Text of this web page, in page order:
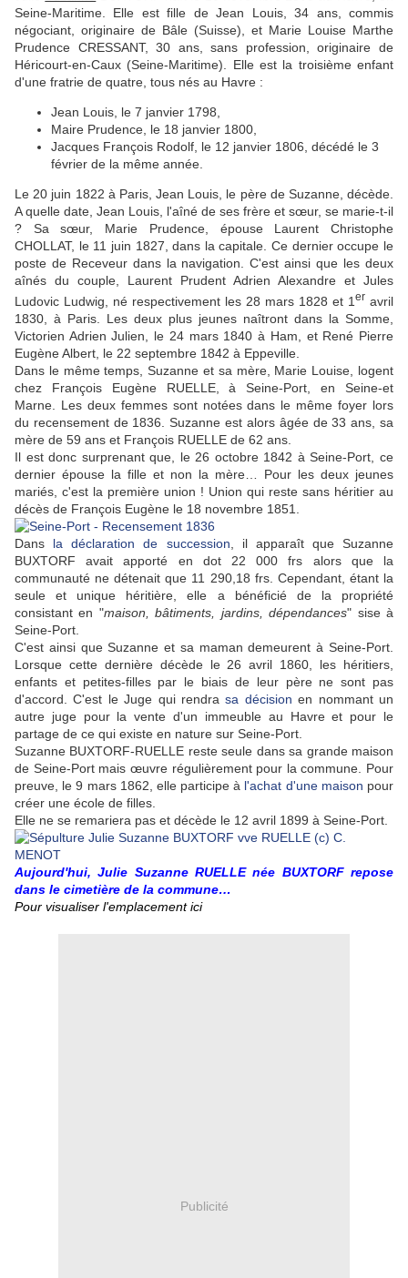
Seine-Maritime. Elle est fille de Jean Louis, 34 ans, commis
négociant, originaire de Bâle (Suisse), et Marie Louise Marthe
Prudence CRESSANT, 30 ans, sans profession, originaire de
Héricourt-en-Caux (Seine-Maritime). Elle est la troisième enfant
d'une fratrie de quatre, tous nés au Havre :
Jean Louis, le 7 janvier 1798,
Maire Prudence, le 18 janvier 1800,
Jacques François Rodolf, le 12 janvier 1806, décédé le 3
février de la même année.
Le 20 juin 1822 à Paris, Jean Louis, le père de Suzanne, décède.
A quelle date, Jean Louis, l'aîné de ses frère et sœur, se marie-t-il
? Sa sœur, Marie Prudence, épouse Laurent Christophe
CHOLLAT, le 11 juin 1827, dans la capitale. Ce dernier occupe le
poste de Receveur dans la navigation. C'est ainsi que les deux
aînés du couple, Laurent Prudent Adrien Alexandre et Jules
Ludovic Ludwig, né respectivement les 28 mars 1828 et 1 er avril
1830, à Paris. Les deux plus jeunes naîtront dans la Somme,
Victorien Adrien Julien, le 24 mars 1840 à Ham, et René Pierre
Eugène Albert, le 22 septembre 1842 à Eppeville.
Dans le même temps, Suzanne et sa mère, Marie Louise, logent
chez François Eugène RUELLE, à Seine-Port, en Seine-et
Marne. Les deux femmes sont notées dans le même foyer lors
du recensement de 1836. Suzanne est alors âgée de 33 ans, sa
mère de 59 ans et François RUELLE de 62 ans.
Il est donc surprenant que, le 26 octobre 1842 à Seine-Port, ce
dernier épouse la fille et non la mère… Pour les deux jeunes
mariés, c'est la première union ! Union qui reste sans héritier au
décès de François Eugène le 18 novembre 1851.
Dans la déclaration de succession , il apparaît que Suzanne
BUXTORF avait apporté en dot 22 000 frs alors que la
communauté ne détenait que 11 290,18 frs. Cependant, étant la
seule et unique héritière, elle a bénéficié de la propriété
consistant en "maison, bâtiments, jardins, dépendances" sise à
Seine-Port.
C'est ainsi que Suzanne et sa maman demeurent à Seine-Port.
Lorsque cette dernière décède le 26 avril 1860, les héritiers,
enfants et petites-filles par le biais de leur père ne sont pas
d'accord. C'est le Juge qui rendrasa décision en nommant un
autre juge pour la vente d'un immeuble au Havre et pour le
partage de ce qui existe en nature sur Seine-Port.
Suzanne BUXTORF-RUELLE reste seule dans sa grande maison
de Seine-Port mais œuvre régulièrement pour la commune. Pour
preuve, le 9 mars 1862, elle participe à l'achat d'une maison pour
créer une école de filles.
Elle ne se remariera pas et décède le 12 avril 1899 à Seine-Port.
Aujourd'hui, Julie Suzanne RUELLE née BUXTORF repose
dans le cimetière de la commune…
Pour visualiser l'emplacementici
Publicité